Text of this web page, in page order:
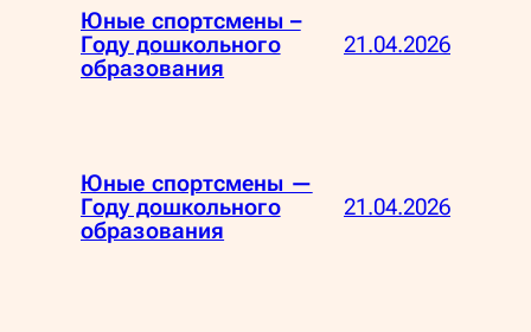
Юные спортсмены –
Году дошкольного
образования
21.04.2026
Юные спортсмены —
Году дошкольного
образования
21.04.2026